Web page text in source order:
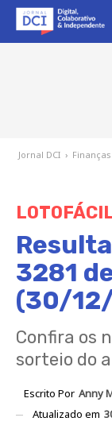
Jornal DCI › Finanças
3281
(30/
Confira os
sorteio do
Escrito Por Anny
Atualizado em